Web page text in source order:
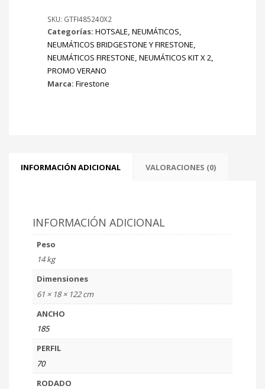
cantidad
SKU: GTFI485240X2
Categorías: HOTSALE, NEUMÁTICOS,
NEUMÁTICOS BRIDGESTONE Y FIRESTONE,
NEUMÁTICOS FIRESTONE, NEUMÁTICOS KIT X 2,
PROMO VERANO
Marca: Firestone
INFORMACIÓN ADICIONAL VALORACIONES (0)
INFORMACIÓN ADICIONAL
Peso
14 kg
Dimensiones
61 × 18 × 122 cm
ANCHO
185
PERFIL
70
RODADO